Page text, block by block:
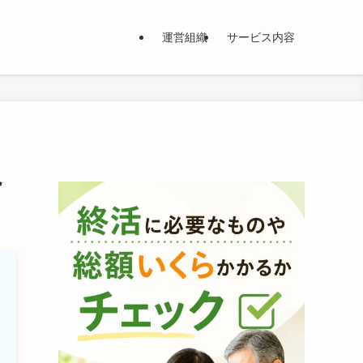
運営組織 サービス内容